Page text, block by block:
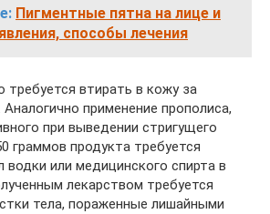
Пигментные пятна на лице и
способы лечения
требуется втирать в кожу за
применение прополиса,
при выведении стригущего
граммов продукта требуется
водки или медицинского спирта в
лекарством требуется
тела, пораженные лишайными